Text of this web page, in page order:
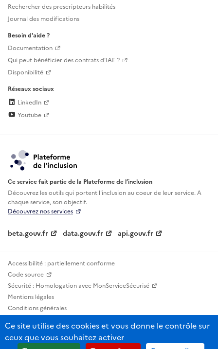
Rechercher des prescripteurs habilités
Journal des modifications
Besoin d'aide ?
Documentation
Qui peut bénéficier des contrats d'IAE ?
Disponibilité
Réseaux sociaux
LinkedIn
Youtube
Ce service fait partie de la Plateforme de l’inclusion
Découvrez les outils qui portent l'inclusion aucoeur de leur service. A
chaque service, son objectif.
Découvrez nos services
beta.gouv.fr data.gouv.fr api.gouv.fr
Accessibilité : partiellement conforme
Code source
Sécurité : Homologation avec MonServiceSécurisé
Mentions légales
Conditions générales
Statistiques, lexiques et indicateurs
Sauf mention contraire, tous les contenus de ce site sont sous licence
Ce site utilise des cookies et vous donne le contrôle sur
ceux que vous souhaitez activer